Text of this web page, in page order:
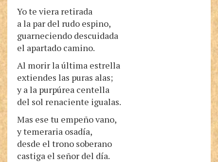
Yo te viera retirada
a la par del rudo espino,
guarneciendo descuidada
el apartado camino.
Al morir la última estrella
extiendes las puras alas;
y a la purpúrea centella
del sol renaciente igualas.
Mas ese tu empeño vano,
y temeraria osadía,
desde el trono soberano
castiga el señor del día.